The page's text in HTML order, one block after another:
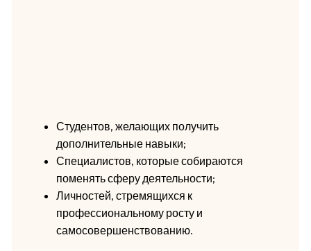
Студентов, желающих получить
дополнительные навыки;
Специалистов, которые собираются
поменять сферу деятельности;
Личностей, стремящихся к
профессиональному росту и
самосовершенствованию.